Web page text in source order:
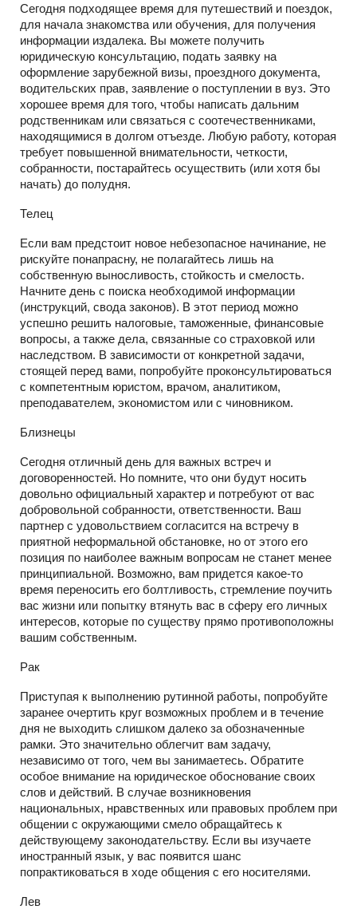
Сегодня подходящее время для путешествий и поездок,
для начала знакомства или обучения, для получения
информации издалека. Вы можете получить
юридическую консультацию, подать заявку на
оформление зарубежной визы, проездного документа,
водительских прав, заявление о поступлении в вуз. Это
хорошее время для того, чтобы написать дальним
родственникам или связаться с соотечественниками,
находящимися в долгом отъезде. Любую работу, которая
требует повышенной внимательности, четкости,
собранности, постарайтесь осуществить (или хотя бы
начать) до полудня.
Телец
Если вам предстоит новое небезопасное начинание, не
рискуйте понапрасну, не полагайтесь лишь на
собственную выносливость, стойкость и смелость.
Начните день с поиска необходимой информации
(инструкций, свода законов). В этот период можно
успешно решить налоговые, таможенные, финансовые
вопросы, а также дела, связанные со страховкой или
наследством. В зависимости от конкретной задачи,
стоящей перед вами, попробуйте проконсультироваться
с компетентным юристом, врачом, аналитиком,
преподавателем, экономистом или с чиновником.
Близнецы
Сегодня отличный день для важных встреч и
договоренностей. Но помните, что они будут носить
довольно официальный характер и потребуют от вас
добровольной собранности, ответственности. Ваш
партнер с удовольствием согласится на встречу в
приятной неформальной обстановке, но от этого его
позиция по наиболее важным вопросам не станет менее
принципиальной. Возможно, вам придется какое-то
время переносить его болтливость, стремление поучить
вас жизни или попытку втянуть вас в сферу его личных
интересов, которые по существу прямо противоположны
вашим собственным.
Рак
Приступая к выполнению рутинной работы, попробуйте
заранее очертить круг возможных проблем и в течение
дня не выходить слишком далеко за обозначенные
рамки. Это значительно облегчит вам задачу,
независимо от того, чем вы занимаетесь. Обратите
особое внимание на юридическое обоснование своих
слов и действий. В случае возникновения
национальных, нравственных или правовых проблем при
общении с окружающими смело обращайтесь к
действующему законодательству. Если вы изучаете
иностранный язык, у вас появится шанс
попрактиковаться в ходе общения с его носителями.
Лев